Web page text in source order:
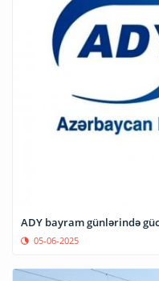
ADY bayram günlərində
05-06-2025